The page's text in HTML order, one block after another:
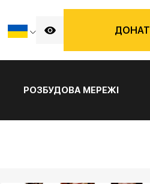
ДОНАТ
РОЗБУДОВА МЕРЕЖІ